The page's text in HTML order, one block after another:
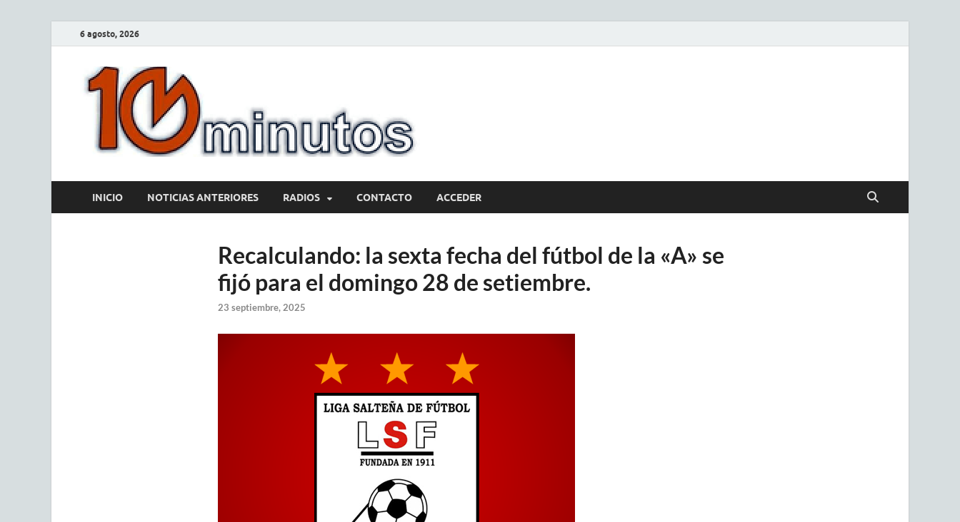
6 agosto, 2026
INICIO NOTICIAS ANTERIORES RADIOS CONTACTO ACCEDER
Recalculando: la sexta fecha del fútbol de la «A» se
fijó para el domingo 28 de setiembre.
23 septiembre, 2025